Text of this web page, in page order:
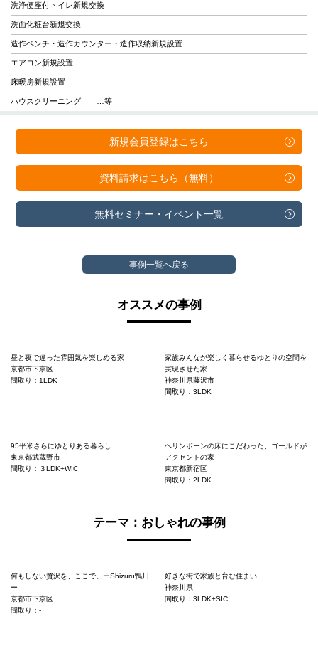
洗浄便座付トイレ新規交換
洗面化粧台新規交換
造作ベンチ・造作カウンター・造作収納新規設置
エアコン新規設置
床暖房新規設置
ハウスクリーニング …等
新規会員登録はこちら
資料請求はこちら（無料）
無料セミナー・ イベント一覧
事例一覧へ戻る
オススメの事例
昼と夜で違った雰囲気を楽しめる家
京都市下京区
間取り：1LDK
家族みんなが楽しく暮らせるゆとりの空間を
実現させた家
神奈川県藤沢市
間取り：3LDK
95平米さらにゆとりある暮らし
東京都武蔵野市
間取り：３LDK+WIC
ヘリンボーンの床にこだわった、ゴールドが
アクセントの家
東京都新宿区
間取り：2LDK
テーマ：おしゃれの事例
何もしない贅沢を、ここで。ーShizuru鴨川
ー
京都市下京区
間取り：-
好きな街で家族と育む住まい
神奈川県
間取り：3LDK+SIC